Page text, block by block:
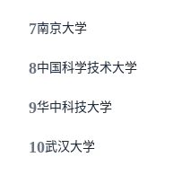
7南京大学
8中国科学技术大学
9华中科技大学
10武汉大学